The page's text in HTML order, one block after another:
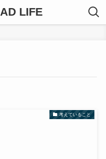
LIFE
考えていること